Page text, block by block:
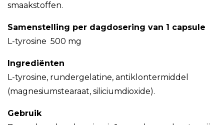
smaakstoffen.
Samenstelling per dagdosering van 1 capsule
L-tyrosine 500 mg
Ingrediënten
L-tyrosine, rundergelatine, antiklontermiddel
(magnesiumstearaat, siliciumdioxide).
Gebruik